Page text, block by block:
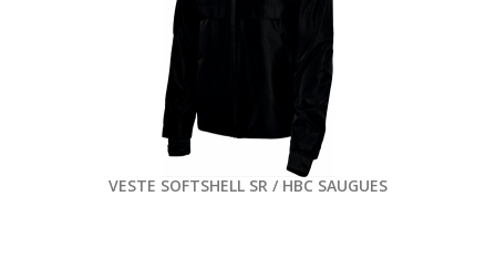
VESTE SOFTSHELL SR / HBC SAUGUES